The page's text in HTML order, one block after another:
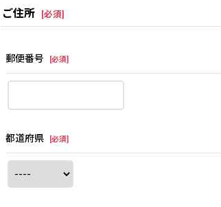
ご住所 [必須]
郵便番号 必須]
都道府県 必須]